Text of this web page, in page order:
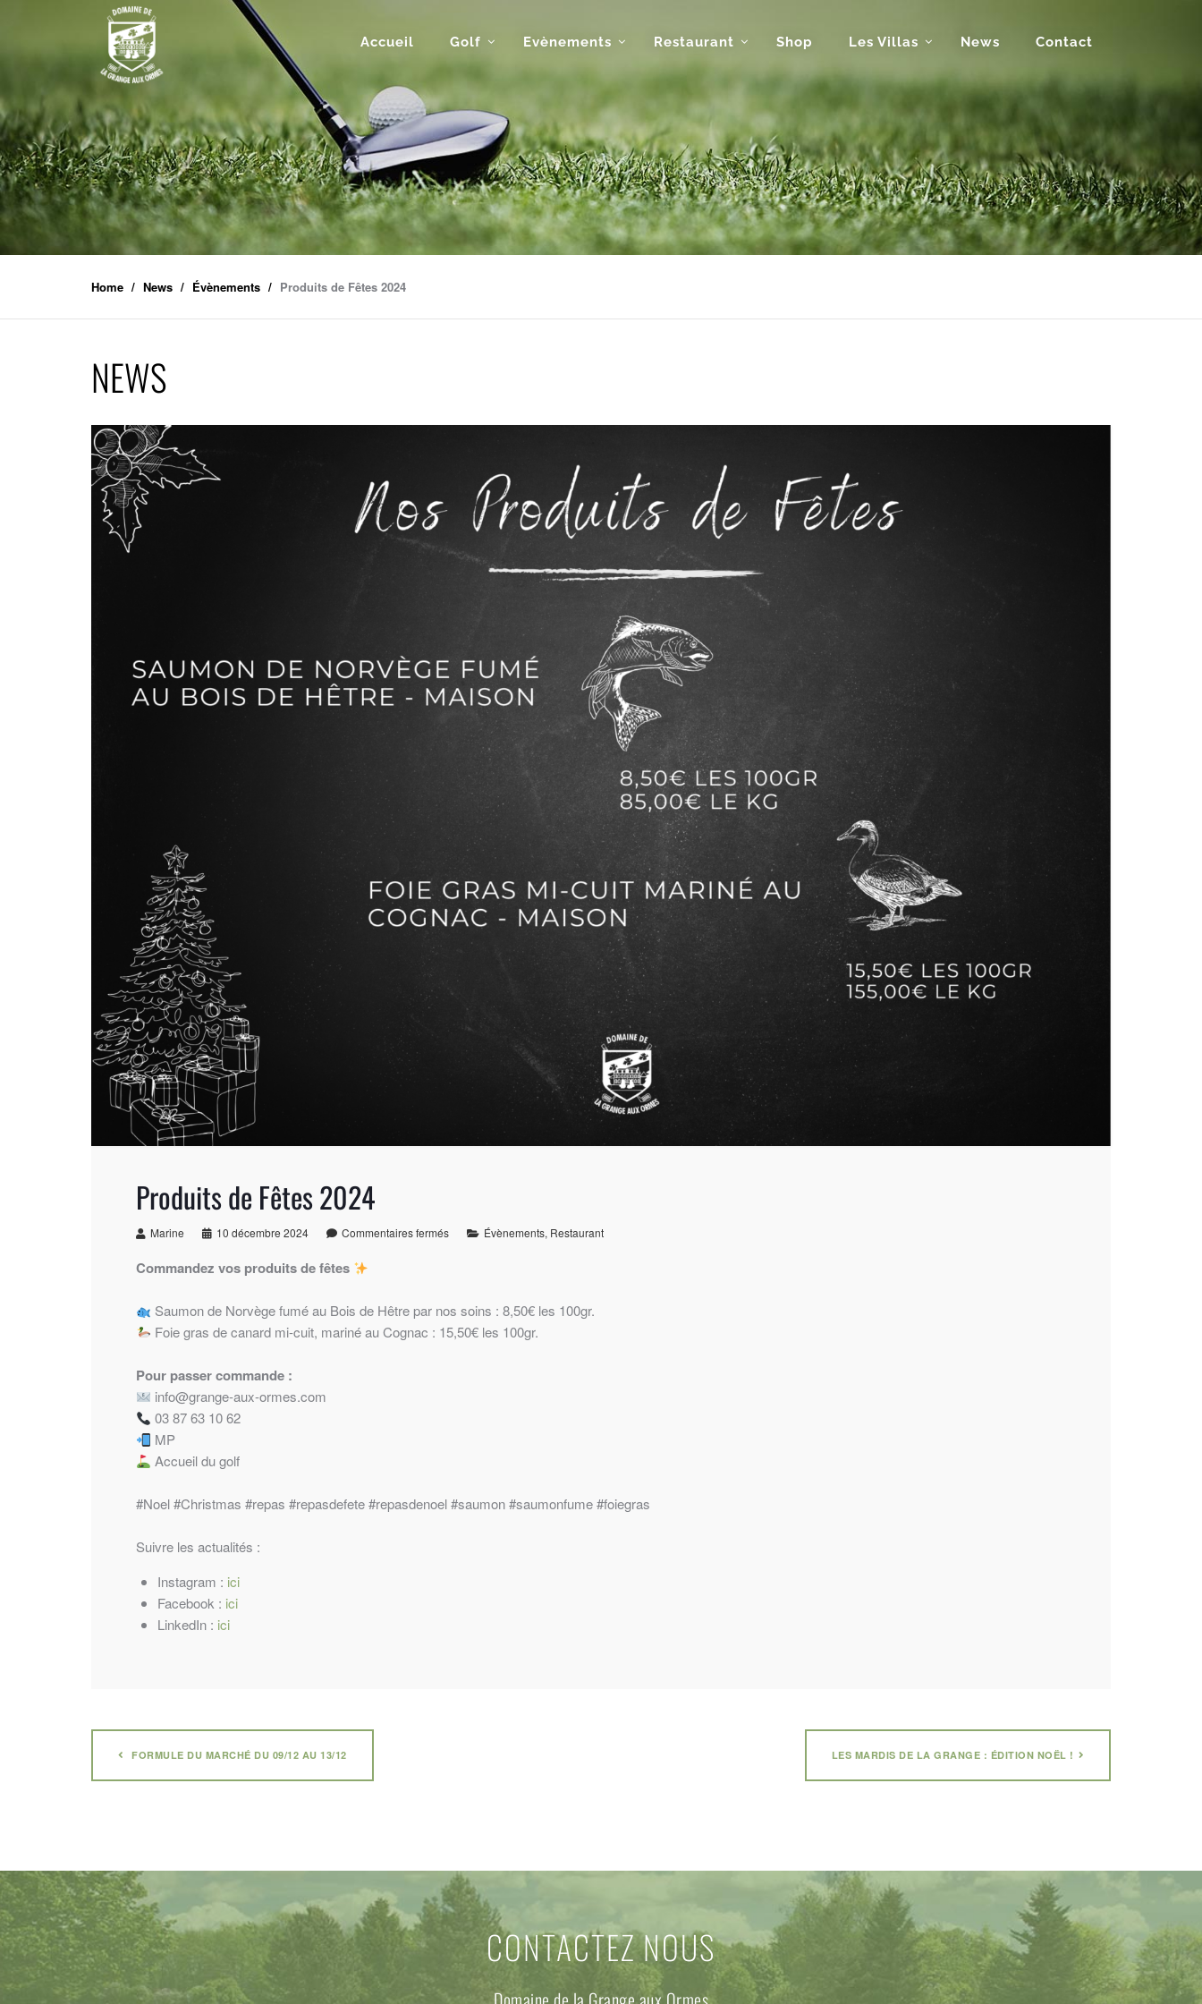
Accueil Golf Evènements Restaurant Shop Les Villas News Contact
Home News Évènements Produits de Fêtes 2024
NEWS
Produits de Fêtes 2024
Marine 10 décembre 2024 Commentaires fermés Évènements, Restaurant
Commandez vos produits de fêtes
Saumon de Norvège fumé au Bois de Hêtre par nos soins : 8,50€ les 100gr.
Foie gras de canard mi-cuit, mariné au Cognac : 15,50€ les 100gr.
Pour passer commande :
info@grange-aux-ormes.com
03 87 63 10 62
MP
Accueil du golf
#Noel#Christmas #repas #repasdefete#repasdenoel#saumon#saumonfume#foiegras
Suivre les actualités :
Instagram : ici
Facebook : ici
LinkedIn : ici
FORMULE DU MARCHÉ DU 09/12 AU 13/12 LES MARDIS DE LA GRANGE : ÉDITION NOËL !
CONTACTEZ NOUS